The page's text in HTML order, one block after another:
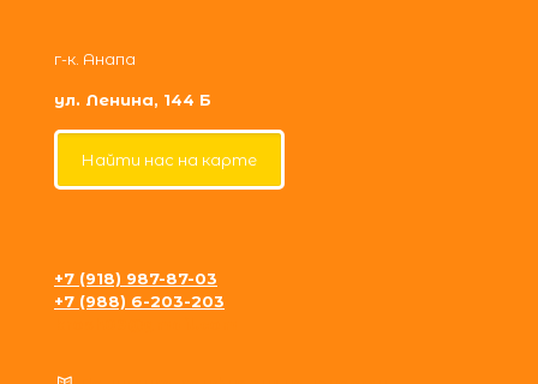
г-к. Анапа
ул. Ленина, 144 Б
Найти нас на карте
+7 (918) 987-87-03
+7 (988) 6-203-203